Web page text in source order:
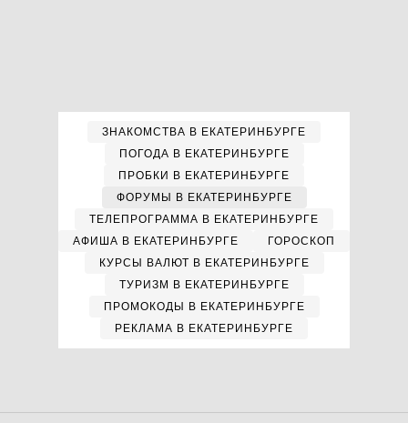
ЗНАКОМСТВА В ЕКАТЕРИНБУРГЕ
ПОГОДА В ЕКАТЕРИНБУРГЕ
ПРОБКИ В ЕКАТЕРИНБУРГЕ
ФОРУМЫ В ЕКАТЕРИНБУРГЕ
ТЕЛЕПРОГРАММА В ЕКАТЕРИНБУРГЕ
АФИША В ЕКАТЕРИНБУРГЕ
ГОРОСКОП
КУРСЫ ВАЛЮТ В ЕКАТЕРИНБУРГЕ
ТУРИЗМ В ЕКАТЕРИНБУРГЕ
ПРОМОКОДЫ В ЕКАТЕРИНБУРГЕ
РЕКЛАМА В ЕКАТЕРИНБУРГЕ